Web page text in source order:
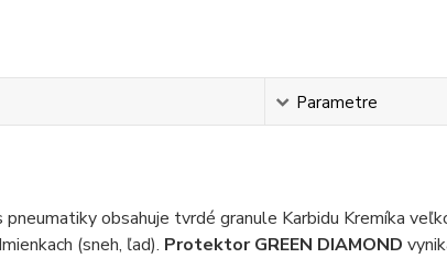
Parametre
pneumatiky obsahuje tvrdé granule Karbidu Kremíka
(sneh, ľad). Protektor GREEN DIAMOND